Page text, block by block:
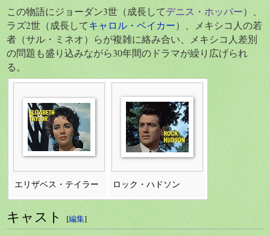
この物語にジョーダン3世（成長してデニス・ホッパー）、
ラズ2世（成長してキャロル・ベイカー）、メキシコ人の若
者（サル・ミネオ）らが複雑に絡み合い、メキシコ人差別
の問題も盛り込みながら30年間のドラマが繰り広げられ
る。
エリザベス・テイラー ロック・ハドソン
キャスト [編集]